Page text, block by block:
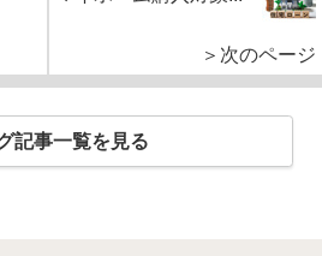
＞次のページ
記事一覧を見る